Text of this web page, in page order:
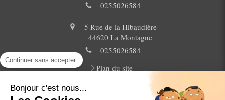
0255026584
5 Rue de la Hibaudière
44620 La Montagne
0255026584
Plan du site
Continuer sans accepter
Bonjour c'est nous...